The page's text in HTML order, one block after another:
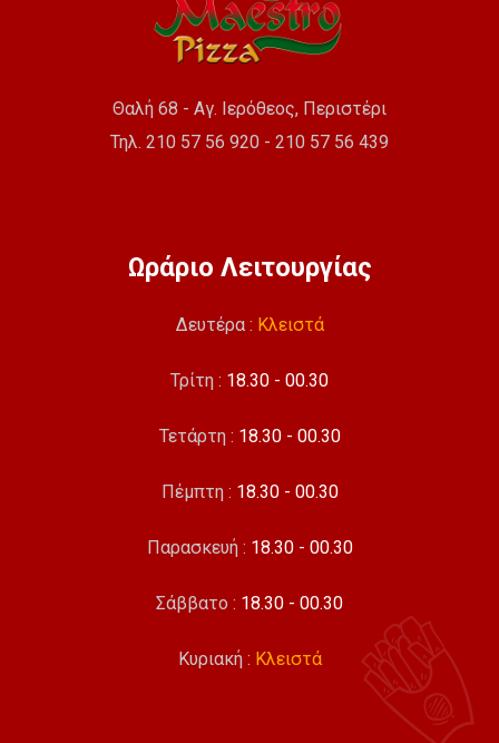
Θαλή 68 - Αγ. Ιερόθεος, Περιστέρι
Τηλ. 210 57 56 920 - 210 57 56 439
Ωράριο Λειτουργίας
Δευτέρα : Κλειστά
Τρίτη : 18.30 - 00.30
Τετάρτη : 18.30 - 00.30
Πέμπτη : 18.30 - 00.30
Παρασκευή : 18.30 - 00.30
Σάββατο : 18.30 - 00.30
Κυριακή : Κλειστά